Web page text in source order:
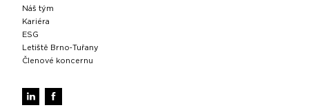
Náš tým
Kariéra
ESG
Letiště Brno‑Tuřany
Členové koncernu